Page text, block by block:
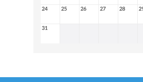
24 25 26 27 28
31